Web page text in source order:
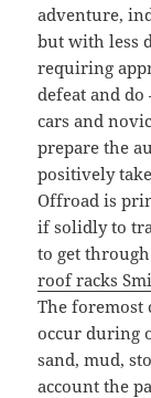
adventure,
but with less
requiring
defeat and
cars and
prepare the
positively
Offroad is
if solidly to
to get
roof racks
The foremost
occur during
sand, mud,
account the